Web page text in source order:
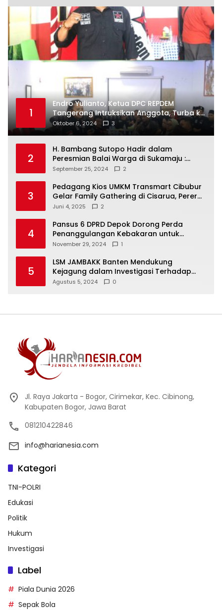
1
Endro Yulianto, Ketua DPC REPDEM
Tangerang Intruksikan Anggota, Turba ke
Masyarakat Dan Jalani Apa Yang di
Putuskan RAKERCABSUS
Oktober 6, 2024 3
2
H. Bambang Sutopo Hadir dalam
Peresmian Balai Warga di Sukamaju :
Wadah Baru untuk Kolaborasi dan
September 25, 2024 2
3
Pedagang Kios UMKM Transmart Cibubur
Gelar Family Gathering di Cisarua, Pererat
Silaturahmi dan Kekompakan
Juni 4, 2025 2
4
Pansus 6 DPRD Depok Dorong Perda
Penanggulangan Kebakaran untuk
Keselamatan Warga
November 29, 2024 1
5
LSM JAMBAKK Banten Mendukung
Kejagung dalam Investigasi Terhadap
Walikota Bandar Lampung
Agustus 5, 2024 0
Jl. Raya Jakarta - Bogor, Cirimekar, Kec. Cibinong,
Kabupaten Bogor, Jawa Barat
081210422846
info@harianesia.com
Kategori
TNI-POLRI
Edukasi
Politik
Hukum
Investigasi
Label
Piala Dunia 2026
Sepak Bola